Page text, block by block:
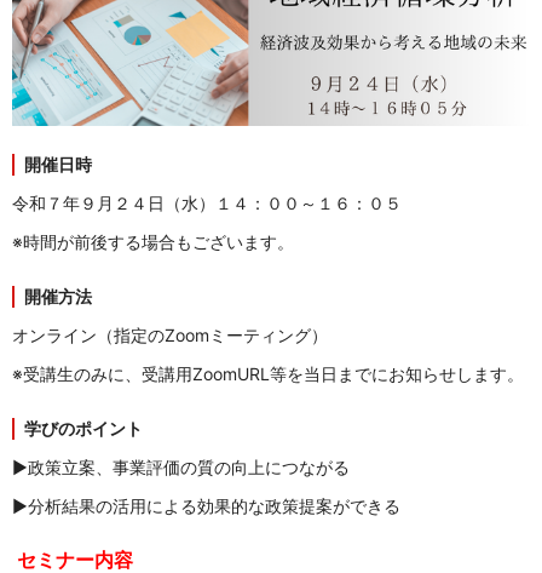
開催日時
令和７年９月２４日（水）１４：００～１６：０５
※時間が前後する場合もございます。
開催方法
オンライン（指定のZoomミーティング）
※受講生のみに、受講用ZoomURL等を当日までにお知らせします。
学びのポイント
▶政策立案、事業評価の質の向上につながる
▶分析結果の活用による効果的な政策提案ができる
セミナー内容